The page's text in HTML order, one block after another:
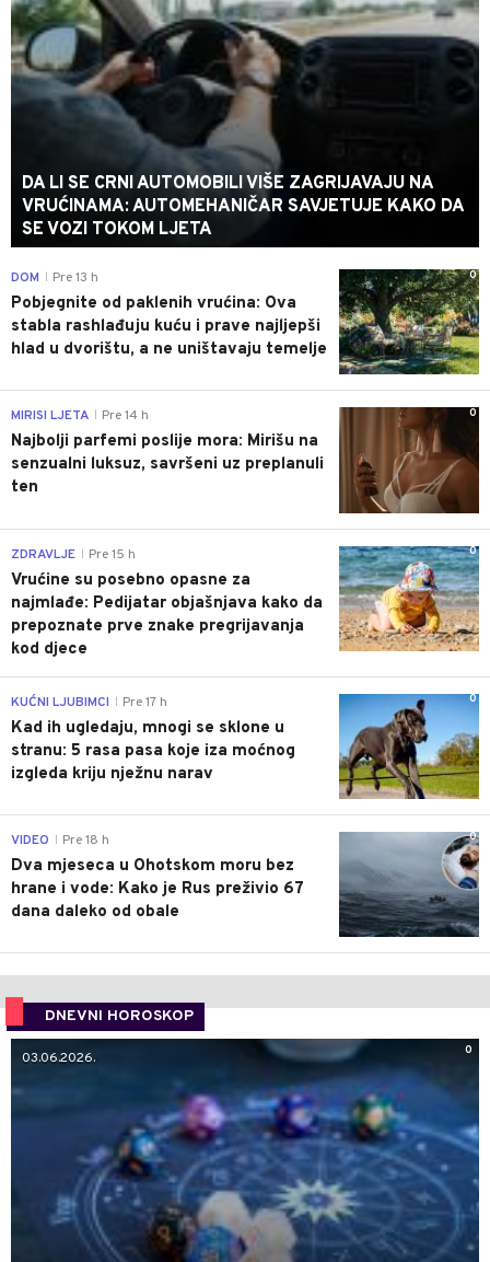
DA LI SE CRNI AUTOMOBILI VIŠE ZAGRIJAVAJU NA
VRUĆINAMA: AUTOMEHANIČAR SAVJETUJE KAKO DA
SE VOZI TOKOM LJETA
0
DOM Pre 13 h
Pobjegnite od paklenih vrućina: Ova
stabla rashlađuju kuću i prave najljepši
hlad u dvorištu, a ne uništavaju temelje
0
MIRISI LJETA Pre 14 h
Najbolji parfemi poslije mora: Mirišu na
senzualni luksuz, savršeni uz preplanuli
ten
0
ZDRAVLJE Pre 15 h
Vrućine su posebno opasne za
najmlađe: Pedijatar objašnjava kako da
prepoznate prve znake pregrijavanja
kod djece
0
KUĆNI LJUBIMCI Pre 17 h
Kad ih ugledaju, mnogi se sklone u
stranu: 5 rasa pasa koje iza moćnog
izgleda kriju nježnu narav
0
VIDEO Pre 18 h
Dva mjeseca u Ohotskom moru bez
hrane i vode: Kako je Rus preživio 67
dana daleko od obale
DNEVNI HOROSKOP
0
03.06.2026.